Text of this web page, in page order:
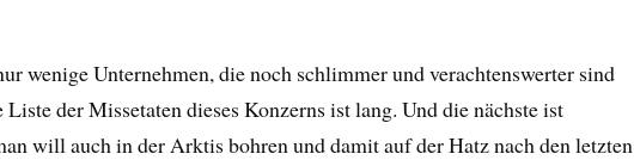
wenige Unternehmen, die noch schlimmer und verachtenswerter sind
Liste der Missetaten dieses Konzerns ist lang. Und die nächste ist
will auch in der Arktis bohren und damit auf der Hatz nach den letzten